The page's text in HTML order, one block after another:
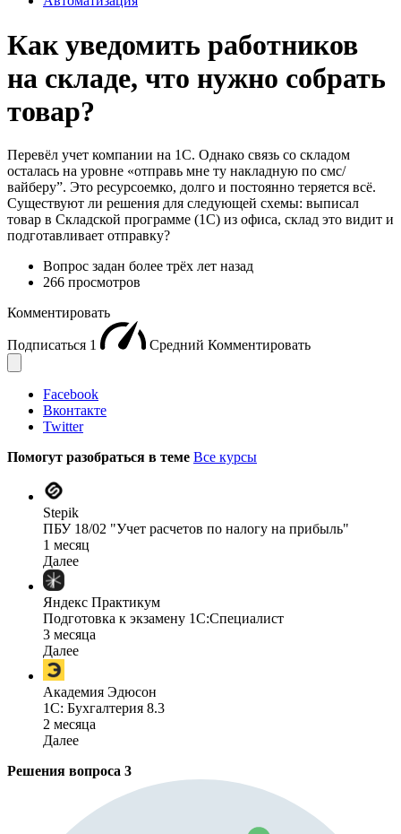
Как уведомить работников
на складе, что нужно собрать
товар?
Перевёл учет компании на 1С. Однако связь со складом
осталась на уровне «отправь мне ту накладную по смс/
вайберу”. Это ресурсоемко, долго и постоянно теряется всё.
Существуют ли решения для следующей схемы: выписал
товар в Складской программе (1С) из офиса, склад это видит и
подготавливает отправку?
Вопрос задан более трёх лет назад
266 просмотров
Комментировать
Подписаться 1 Средний Комментировать
Facebook
Вконтакте
Twitter
Помогут разобраться в теме Все курсы
Stepik
ПБУ 18/02 "Учет расчетов по налогу на прибыль"
1 месяц
Далее
Яндекс Практикум
Подготовка к экзамену 1С:Специалист
3 месяца
Далее
Академия Эдюсон
1С: Бухгалтерия 8.3
2 месяца
Далее
Решения вопроса 3